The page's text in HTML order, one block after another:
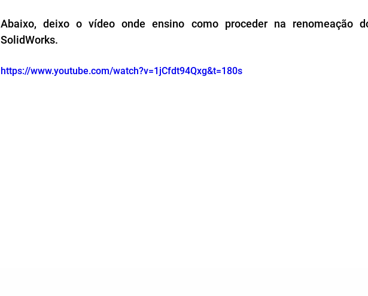
Abaixo, deixo o vídeo onde ensino como proceder na renomeação
SolidWorks.
https://www.youtube.com/watch?v=1jCfdt94Qxg&t=180s